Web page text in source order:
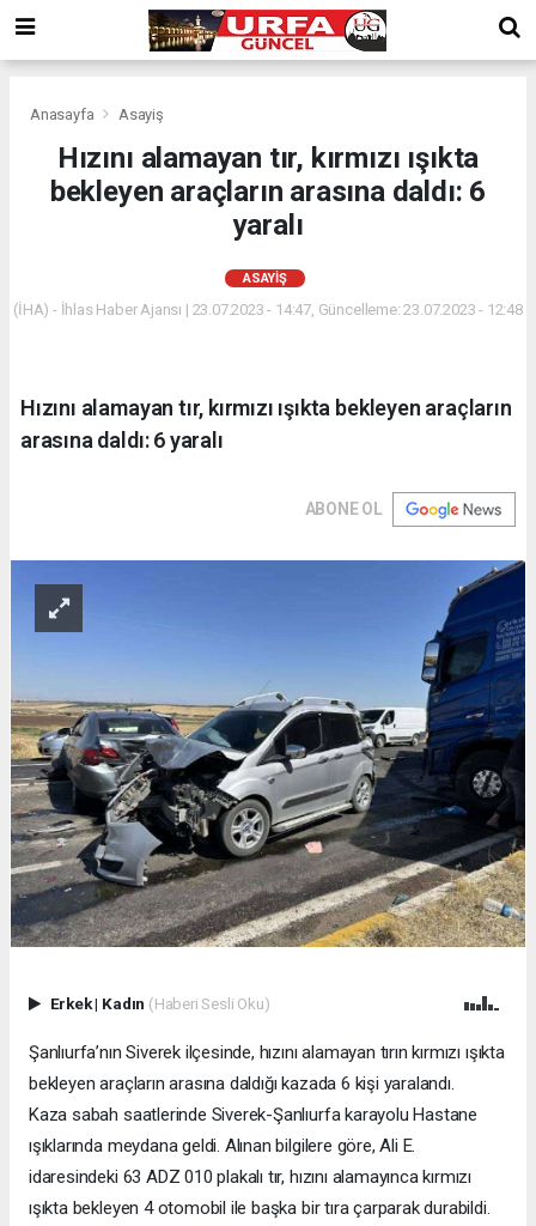
Anasayfa Asayiş
Hızını alamayan tır, kırmızı ışıkta
bekleyen araçların arasına daldı: 6
yaralı
ASAYIŞ
(İHA) - İhlas Haber Ajansı | 23.07.2023 - 14:47, Güncelleme: 23.07.2023 - 12:48
Hızını alamayan tır, kırmızı ışıkta bekleyen araçların
arasına daldı: 6 yaralı
ABONE OL
Erkek| Kadın (Haberi Sesli Oku)
Şanlıurfa’nın Siverek ilçesinde, hızını alamayan tırın kırmızı ışıkta
bekleyen araçların arasına daldığı kazada 6 kişi yaralandı.
Kaza sabah saatlerinde Siverek-Şanlıurfa karayolu Hastane
ışıklarında meydana geldi. Alınan bilgilere göre, Ali E.
idaresindeki 63 ADZ 010 plakalı tır, hızını alamayınca kırmızı
ışıkta bekleyen 4 otomobil ile başka bir tıra çarparak durabildi.